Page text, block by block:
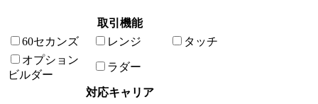
取引機能
60セカンズ
レンジ
タッチ
オプション
ビルダー
ラダー
対応キャリア